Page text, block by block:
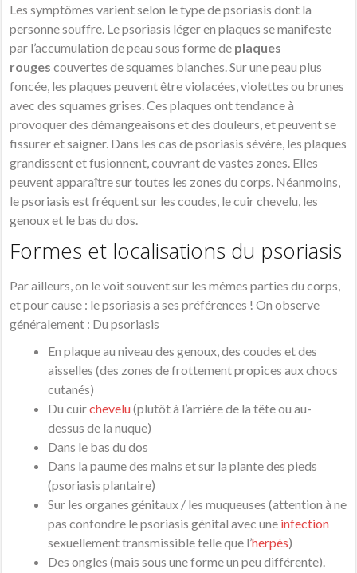
Les symptômes varient selon le type de psoriasis dont la
personne souffre. Le psoriasis léger en plaques se manifeste
par l’accumulation de peau sous forme de plaques
rouges couvertes de squames blanches. Sur une peau plus
foncée, les plaques peuvent être violacées, violettes ou brunes
avec des squames grises. Ces plaques ont tendance à
provoquer des démangeaisons et des douleurs, et peuvent se
fissurer et saigner. Dans les cas de psoriasis sévère, les plaques
grandissent et fusionnent, couvrant de vastes zones. Elles
peuvent apparaître sur toutes les zones du corps. Néanmoins,
le psoriasis est fréquent sur les coudes, le cuir chevelu, les
genoux et le bas du dos.
Formes et localisations du psoriasis
Par ailleurs, on le voit souvent sur les mêmes parties du corps,
et pour cause : le psoriasis a ses préférences ! On observe
généralement : Du psoriasis
En plaque au niveau des genoux, des coudes et des
aisselles (des zones de frottement propices aux chocs
cutanés)
Du cuirchevelu(plutôt à l’arrière de la tête ou au-
dessus de la nuque)
Dans le bas du dos
Dans la paume des mains et sur la plante des pieds
(psoriasis plantaire)
Sur les organes génitaux / les muqueuses (attention à ne
pas confondre le psoriasis génital avec une infection
sexuellement transmissible telle que l’herpès)
Des ongles (mais sous une forme un peu différente).